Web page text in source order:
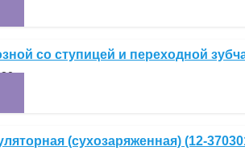
со ступицей и переходной
(сухозаряженная) (12-